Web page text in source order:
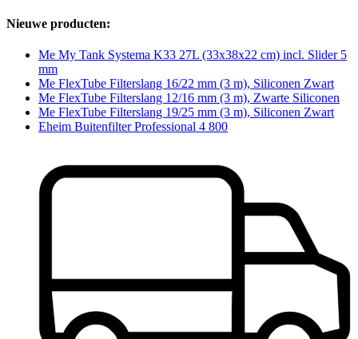
Nieuwe producten:
Me My Tank Systema K33 27L (33x38x22 cm) incl. Slider 5
mm
Me FlexTube Filterslang 16/22 mm (3 m), Siliconen Zwart
Me FlexTube Filterslang 12/16 mm (3 m), Zwarte Siliconen
Me FlexTube Filterslang 19/25 mm (3 m), Siliconen Zwart
Eheim Buitenfilter Professional 4 800